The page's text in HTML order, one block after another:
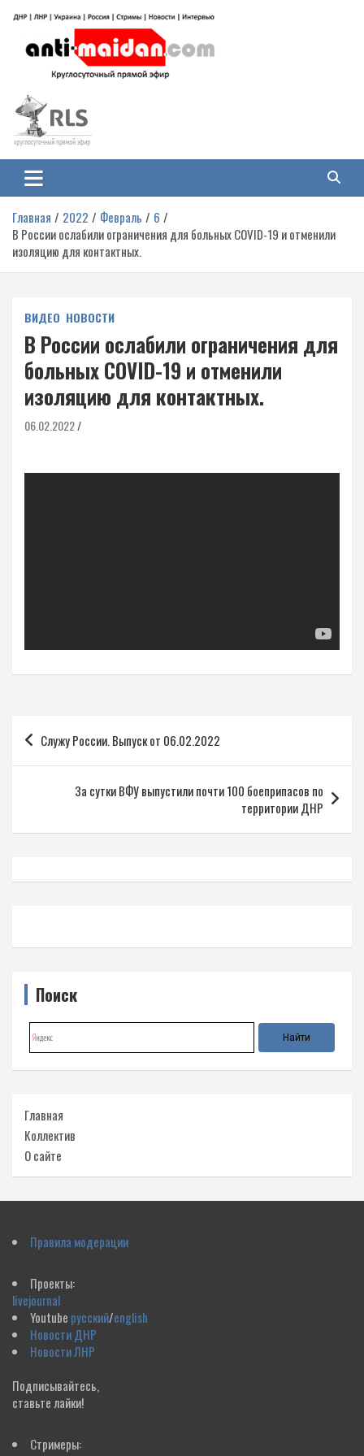
содержимому
Антимайдан: Гражданская война
на Украине
гражданской войне на Украине, включая события в Новороссии, ДНР,
ЛНР и других регионах.
Главная 2022 Февраль
6
В России ослабили ограничения для больных COVID-19 и отменили
изоляцию для контактных.
ВИДЕО НОВОСТИ
В России ослабили ограничения для
больных COVID-19 и отменили
изоляцию для контактных.
06.02.2022
Навигация
по
записям
Служу России. Выпуск от 06.02.2022
За сутки ВФУ выпустили почти 100 боеприпасов по
территории ДНР
Поиск
Главная
Коллектив
О сайте
Правила модерации
Проекты:
livejournal
Youtube русский/english
Новости ДНР
Новости ЛНР
Подписывайтесь,
ставьте лайки!
Стримеры: